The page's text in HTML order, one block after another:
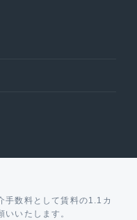
手数料として賃料の1.1カ
いたします。